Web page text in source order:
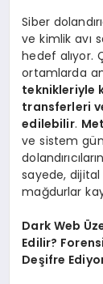
Siber
ve kimlik avı
hedef alıyor.
ortamlarda
teknikleriyle
transferleri
edilebilir.
ve sistem
sayede, dijital
mağdurlar
Dark Web
Edilir?
Deşifre